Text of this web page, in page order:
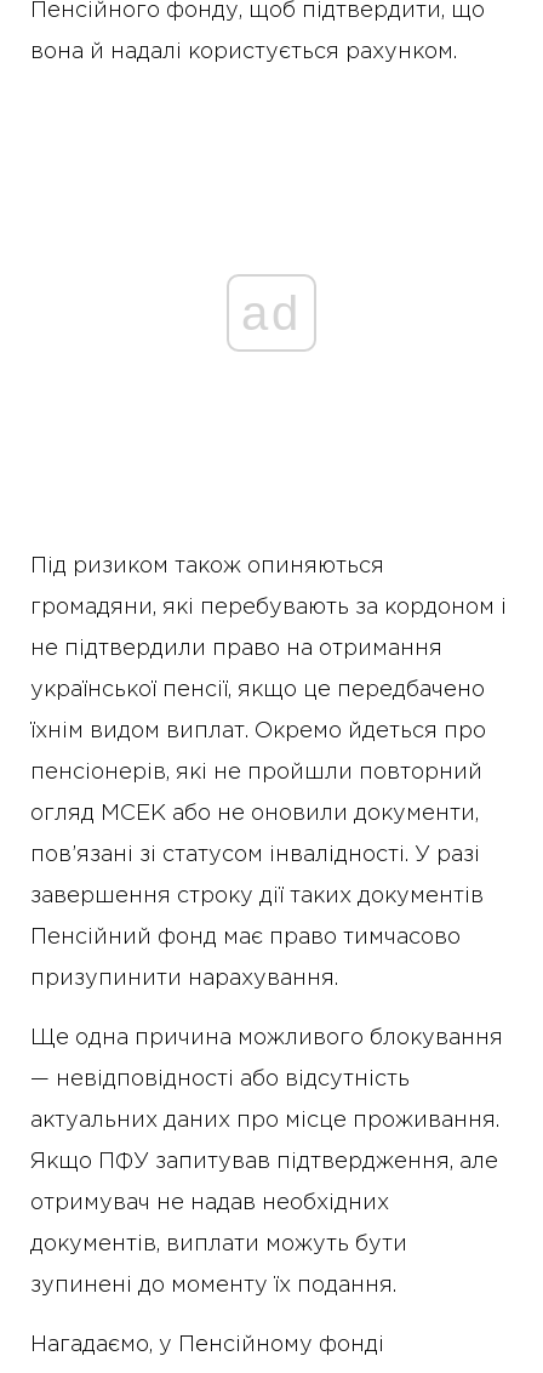
Пенсійного фонду, щоб підтвердити, що
вона й надалі користується рахунком.
ad
Під ризиком також опиняються
громадяни, які перебувають за кордоном і
не підтвердили право на отримання
української пенсії, якщо це передбачено
їхнім видом виплат. Окремо йдеться про
пенсіонерів, які не пройшли повторний
огляд МСЕК або не оновили документи,
пов’язані зі статусом інвалідності. У разі
завершення строку дії таких документів
Пенсійний фонд має право тимчасово
призупинити нарахування.
Ще одна причина можливого блокування
— невідповідності або відсутність
актуальних даних про місце проживання.
Якщо ПФУ запитував підтвердження, але
отримувач не надав необхідних
документів, виплати можуть бути
зупинені до моменту їх подання.
Нагадаємо, у Пенсійному фонді